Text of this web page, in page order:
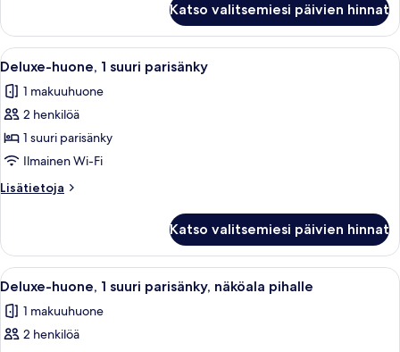
suihku
(Mobility
Accessible)
kuvat
1
keskisuuri
parisänky,
soveltuva
suihku
Accessible)
Katso valitsemiesi päivien hinnat
Avaa
kaikki
huonetyypin
Deluxe-
huone,
1
suuri
parisänky
Makuuhuoneessa on sänky, kaksi
6
Deluxe-huone, 1 suuri parisänky
1 makuuhuone
2 henkilöä
1 suuri parisänky
Ilmainen Wi-Fi
Lisätietoja
Lisätietoja
1
suuri
parisänky
Katso valitsemiesi päivien hinnat
Avaa
kaikki
huonetyypin
Deluxe-
Hotellihuone, jossa on sänky, pieni
6
Deluxe-huone, 1 suuri parisänky, näköala pihalle
1 makuuhuone
2 henkilöä